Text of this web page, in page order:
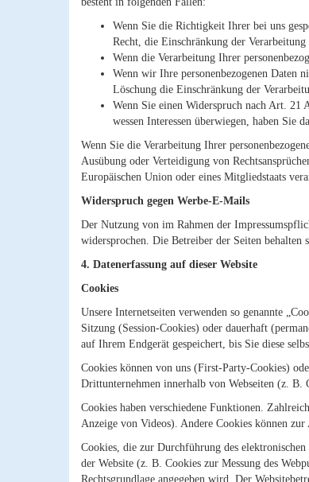
Wenn Sie die Richtigkeit Ihrer bei uns
Recht, die Einschränkung der
Wenn die Verarbeitung Ihrer
Wenn wir Ihre personenbezogenen Daten
Löschung die Einschränkung der
Wenn Sie einen Widerspruch nach Art. 21
wessen Interessen überwiegen, haben Sie
Wenn Sie die Verarbeitung Ihrer
Ausübung oder Verteidigung von
Europäischen Union oder eines Mitgliedstaats
Widerspruch gegen Werbe-E-Mails
Der Nutzung von im Rahmen der
widersprochen. Die Betreiber der Seiten
4. Datenerfassung auf dieser Website
Cookies
Unsere Internetseiten verwenden so genannte
Sitzung (Session-Cookies) oder dauerhaft
auf Ihrem Endgerät gespeichert, bis Sie diese
Cookies können von uns (First-Party-Cookies)
Drittunternehmen innerhalb von Webseiten (z.
Cookies haben verschiedene Funktionen.
Anzeige von Videos). Andere Cookies können
Cookies, die zur Durchführung des
der Website (z. B. Cookies zur Messung des
Rechtsgrundlage angegeben wird. Der